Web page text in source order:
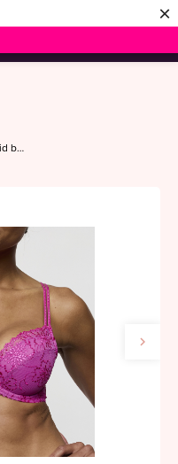
×
Marie Jo Jane push up A-E orchid bliss